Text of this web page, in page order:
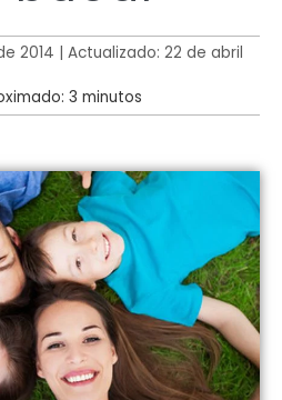
2014 | Actualizado: 22 de abril
3 minutos